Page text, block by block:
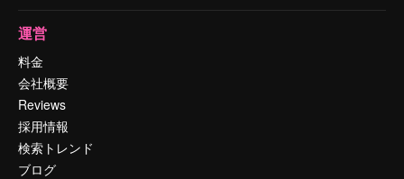
運営
料金
会社概要
Reviews
採用情報
検索トレンド
ブログ